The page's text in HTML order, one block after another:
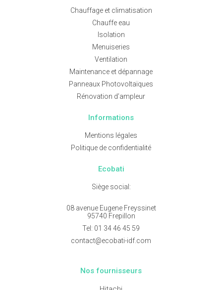
Chauffage et climatisation
Chauffe eau
Isolation
Menuiseries
Ventilation
Maintenance et dépannage
Panneaux Photovoltaïques
Rénovation d’ampleur
Informations
Mentions légales
Politique de confidentialité
Ecobati
Siège social:
08 avenue Eugene Freyssinet
95740 Frepillon
Tel: 01 34 46 45 59
contact@ecobati-idf.com
Nos fournisseurs